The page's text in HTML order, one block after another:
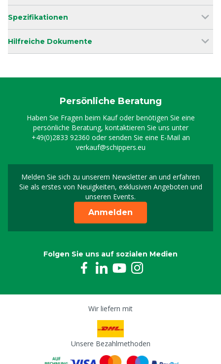
Spezifikationen
Hilfreiche Dokumente
Persönliche Beratung
Haben Sie Fragen beim Kauf oder benötigen Sie eine
persönliche Beratung, kontaktieren Sie uns unter
+49(0)2833 92360 oder senden Sie eine E-Mail an
verkauf@schippers.eu
Melden Sie sich zu unserem Newsletter an und erfahren
Sie als erstes von Neuigkeiten, exklusiven Angeboten und
unseren Events.
Melden Sie sich für
Anmelden
Folgen Sie uns auf sozialen Medien
Wir liefern mit
Unsere Bezahlmethoden